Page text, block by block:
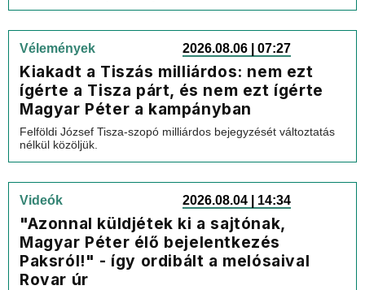
Vélemények 2026.08.06 | 07:27
Kiakadt a Tiszás milliárdos: nem ezt
ígérte a Tisza párt, és nem ezt ígérte
Magyar Péter a kampányban
Felföldi József Tisza-szopó milliárdos bejegyzését változtatás
nélkül közöljük.
Videók 2026.08.04 | 14:34
"Azonnal küldjétek ki a sajtónak,
Magyar Péter élő bejelentkezés
Paksról!" - így ordibált a melósaival
Rovar úr